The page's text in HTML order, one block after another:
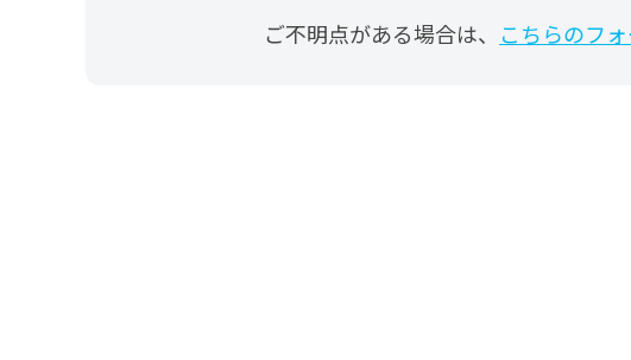
ご不明点がある場合は、 こちらのフ